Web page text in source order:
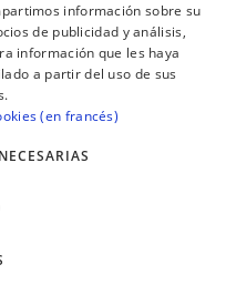
Suscribirse
BASQUE
FRENCH
información sobre su
de publicidad y análisis,
información que les haya
a partir del uso de sus
(en francés)